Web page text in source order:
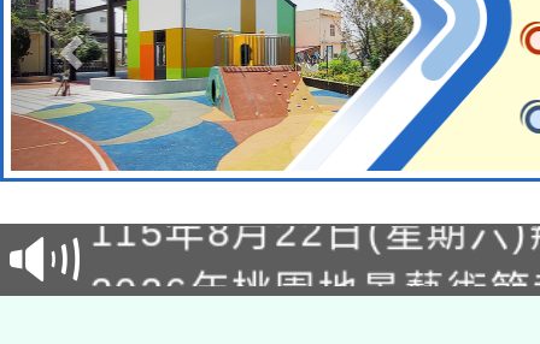
轉知經濟部水利署委託
業技術研究院辦理「
用水績優單位及節水達
桃園市孔廟祈福系列
2026年桃園地景藝術